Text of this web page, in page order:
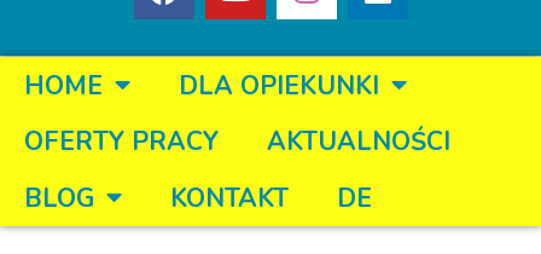
HOME
DLA OPIEKUNKI
OFERTY PRACY
AKTUALNOŚCI
BLOG
KONTAKT DE